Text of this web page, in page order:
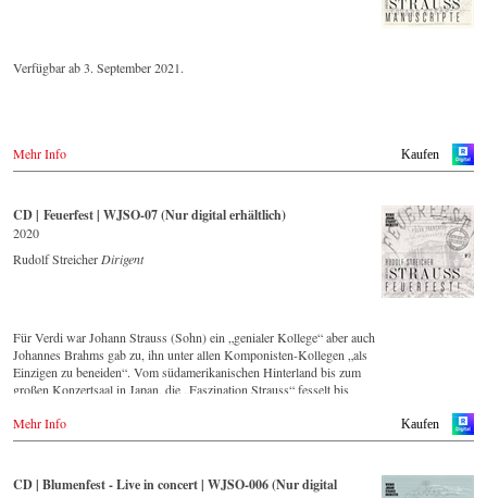
Diese digital überarbeite Aufnahme aus den 1970er Jahren gehört zu
Verfügbar ab 3. September 2021.
Kaufen
Mehr Info
CD | Feuerfest | WJSO-07 (Nur digital erhältlich)
2020
Rudolf Streicher Dirigent
Für Verdi war Johann Strauss (Sohn) ein „genialer Kollege“ aber auch
Johannes Brahms gab zu, ihn unter allen Komponisten-Kollegen „als
Einzigen zu beneiden“. Vom südamerikanischen Hinterland bis zum
großen Konzertsaal in Japan, die „Faszination Strauss“ fesselt bis
Diese digital überarbeite historische Aufnahme von 1991 – eingespielt
Musikern – ist Zeugnis für die nach wie vor bestehende Lebendigkeit,
Genialität und Aktualität dieser Musik.
Kaufen
Mehr Info
CD | Blumenfest - Live in concert | WJSO-006 (Nur digital